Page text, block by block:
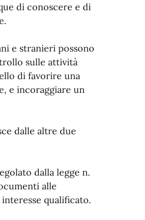
di conoscere e di
e stranieri possono
sulle attività
di favorire una
e incoraggiare un
dalle altre due
dalla legge n.
alle
qualificato.